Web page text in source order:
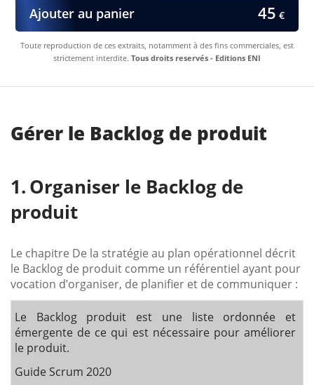
Ajouter au panier 45 €
Toute reproduction de ces extraits, notamment à des fins commerciales, est
strictement interdite. Tous droits reservés - Editions ENI
Gérer le Backlog de produit
Organiser le Backlog de
produit
Le chapitre De la stratégie au plan opérationnel décrit
le Backlog de produit comme un référentiel ayant pour
vocation d’organiser, de planifier et de communiquer :
Le Backlog produit est une liste ordonnée et
émergente de ce qui est nécessaire pour améliorer
le produit.
Guide Scrum 2020